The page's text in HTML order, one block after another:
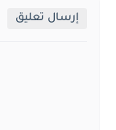
إرسال تعليق